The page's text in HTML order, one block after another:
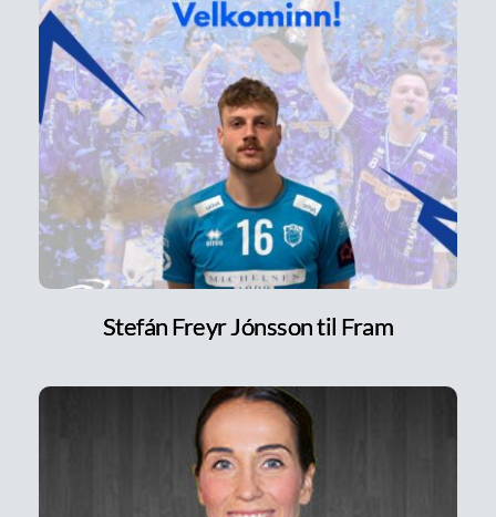
Stefán Freyr Jónsson til Fram